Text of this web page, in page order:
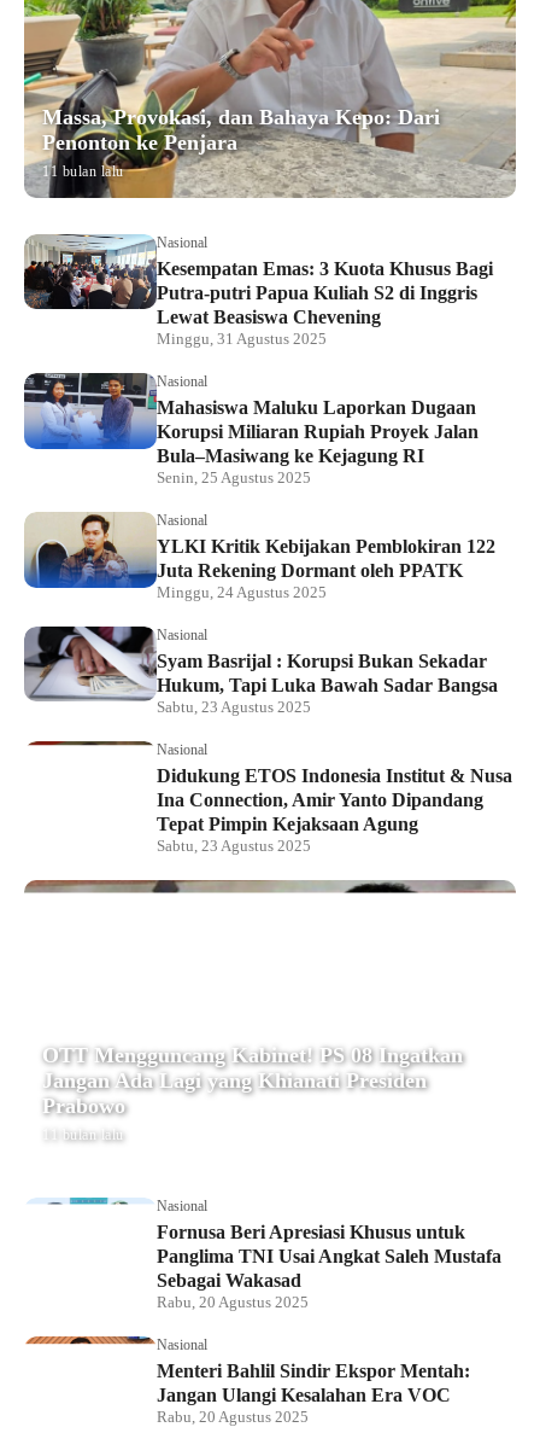
Massa, Provokasi, dan Bahaya Kepo: Dari
Penonton ke Penjara
11 bulan lalu
Nasional
Kesempatan Emas: 3 Kuota Khusus Bagi
Putra-putri Papua Kuliah S2 di Inggris
Lewat Beasiswa Chevening
Minggu, 31 Agustus 2025
Nasional
Mahasiswa Maluku Laporkan Dugaan
Korupsi Miliaran Rupiah Proyek Jalan
Bula–Masiwang ke Kejagung RI
Senin, 25 Agustus 2025
Nasional
YLKI Kritik Kebijakan Pemblokiran 122
Juta Rekening Dormant oleh PPATK
Minggu, 24 Agustus 2025
Nasional
Syam Basrijal : Korupsi Bukan Sekadar
Hukum, Tapi Luka Bawah Sadar Bangsa
Sabtu, 23 Agustus 2025
Nasional
Didukung ETOS Indonesia Institut & Nusa
Ina Connection, Amir Yanto Dipandang
Tepat Pimpin Kejaksaan Agung
Sabtu, 23 Agustus 2025
OTT Mengguncang Kabinet! PS 08 Ingatkan
Jangan Ada Lagi yang Khianati Presiden
Prabowo
11 bulan lalu
Nasional
Fornusa Beri Apresiasi Khusus untuk
Panglima TNI Usai Angkat Saleh Mustafa
Sebagai Wakasad
Rabu, 20 Agustus 2025
Nasional
Menteri Bahlil Sindir Ekspor Mentah:
Jangan Ulangi Kesalahan Era VOC
Rabu, 20 Agustus 2025